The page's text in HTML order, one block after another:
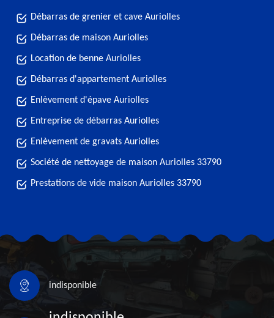
Débarras de grenier et cave Auriolles
Débarras de maison Auriolles
Location de benne Auriolles
Débarras d'appartement Auriolles
Enlèvement d'épave Auriolles
Entreprise de débarras Auriolles
Enlèvement de gravats Auriolles
Société de nettoyage de maison Auriolles 33790
Prestations de vide maison Auriolles 33790
indisponible